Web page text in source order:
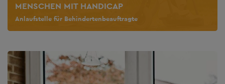
MENSCHEN MIT HANDICAP
Anlaufstelle für Behindertenbeauftragte